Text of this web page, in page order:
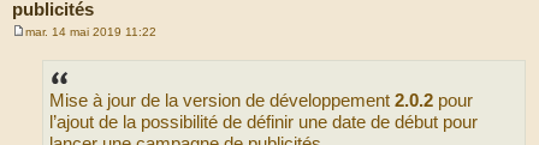
publicités
mar. 14 mai 2019 11:22
Mise à jour de la version de développement 2.0.2 pour
l’ajout de la possibilité de définir une date de début pour